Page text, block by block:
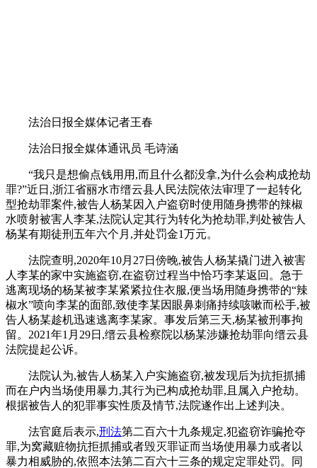
法治日报全媒体记者王春
法治日报全媒体通讯员 毛诗涵
“我只是想偷点钱用用,而且什么都没拿,为什么会构成抢劫
罪?”近日,浙江省丽水市缙云县人民法院依法审理了一起转化
型抢劫罪案件,被告人杨某因入户盗窃时使用随身携带的辣椒
水喷射被害人李某,法院认定其行为转化为抢劫罪,判处被告人
杨某有期徒刑五年六个月,并处罚金1万元。
法院查明,2020年10月27日傍晚,被告人杨某撬门进入被害
人李某的家中实施盗窃,在盗窃过程当中恰巧李某返回。急于
逃离现场的杨某被李某紧紧拉住衣服,便当场用随身携带的“辣
椒水”喷向李某的面部,致使李某因眼鼻刺痛持续咳嗽而松手,被
告人杨某趁机迅速逃离李某家。事发后第三天,杨某被刑事拘
留。2021年1月29日,缙云县检察院以杨某涉嫌抢劫罪向缙云县
法院提起公诉。
法院认为,被告人杨某入户实施盗窃,被发现后为抗拒抓捕
而在户内当场使用暴力,其行为已构成抢劫罪,且属入户抢劫。
根据被告人的犯罪事实性质及情节,法院遂作出上述判决。
法官庭后表示,刑法第二百六十九条规定,犯盗窃诈骗抢夺
罪,为窝藏赃物抗拒抓捕或者毁灭罪证而当场使用暴力或者以
暴力相威胁的,依照本法第二百六十三条的规定定罪处罚。同